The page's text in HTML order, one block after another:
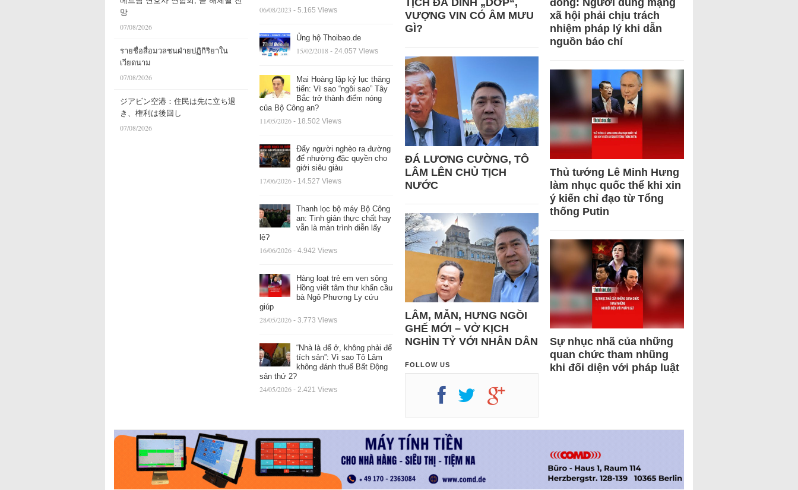
망
07/08/2026
รายชื่อสื่อมวลชนฝ่ายปฏิกิริยาใน
เวียดนาม
07/08/2026
ジアビン空港：住民は先に立ち退
き、権利は後回し
07/08/2026
06/08/2023 - 5.165 Views
Ủng hộ Thoibao.de
15/02/2018 - 24.057 Views
Mai Hoàng lập kỷ lục thăng
tiến: Vì sao “ngôi sao” Tây
Bắc trở thành điểm nóng
của Bộ Công an?
11/05/2026 - 18.502 Views
Đẩy người nghèo ra đường
để nhường đặc quyền cho
giới siêu giàu
17/06/2026 - 14.527 Views
Thanh lọc bộ máy Bộ Công
an: Tinh giản thực chất hay
vẫn là màn trình diễn lấy
lệ?
16/06/2026 - 4.942 Views
Hàng loạt trẻ em ven sông
Hồng viết tâm thư khẩn cầu
bà Ngô Phương Ly cứu
giúp
28/05/2026 - 3.773 Views
“Nhà là để ở, không phải để
tích sản”: Vì sao Tô Lâm
không đánh thuế Bất Động
sản thứ 2?
24/05/2026 - 2.421 Views
TỊCH ĐÃ DÍNH „DỚP“,
VƯỢNG VIN CÓ ÂM MƯU
GÌ?
ĐÁ LƯƠNG CƯỜNG, TÔ
LÂM LÊN CHỦ TỊCH
NƯỚC
LÂM, MẪN, HƯNG NGỒI
GHẾ MỚI – VỞ KỊCH
NGHÌN TỶ VỚI NHÂN DÂN
FOLLOW US
đồng: Người dùng mạng
xã hội phải chịu trách
nhiệm pháp lý khi dẫn
nguồn báo chí
Thủ tướng Lê Minh Hưng
làm nhục quốc thể khi xin
ý kiến chỉ đạo từ Tổng
thống Putin
Sự nhục nhã của những
quan chức tham nhũng
khi đối diện với pháp luật